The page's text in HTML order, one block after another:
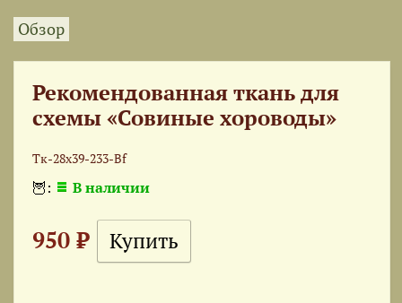
Обзор
Рекомендованная ткань для
схемы «Совиные хороводы»
Тк-28x39-233-Bf
🦉: В наличии
950 ₽